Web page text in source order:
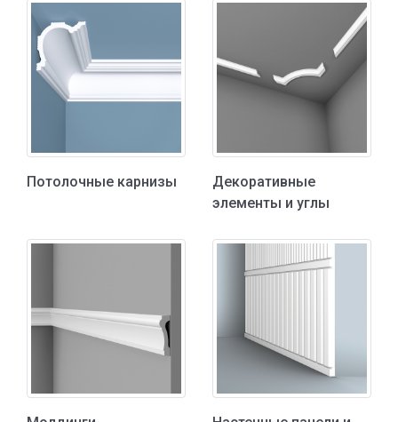
Потолочные карнизы
Декоративные
элементы и углы